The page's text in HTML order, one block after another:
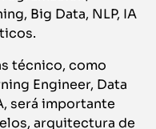
Big Data, NLP, IA
técnico, como
Engineer, Data
será importante
arquitectura de